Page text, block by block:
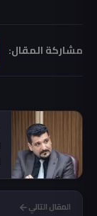
مشاركة المقال:
المقال التالي